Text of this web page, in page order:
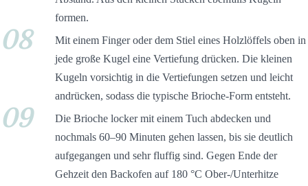
formen.
08
Mit einem Finger oder dem Stiel eines Holzlöffels oben in
jede große Kugel eine Vertiefung drücken. Die kleinen
Kugeln vorsichtig in die Vertiefungen setzen und leicht
andrücken, sodass die typische Brioche-Form entsteht.
09
Die Brioche locker mit einem Tuch abdecken und
nochmals 60–90 Minuten gehen lassen, bis sie deutlich
aufgegangen und sehr fluffig sind. Gegen Ende der
Gehzeit den Backofen auf 180 °C Ober-/Unterhitze